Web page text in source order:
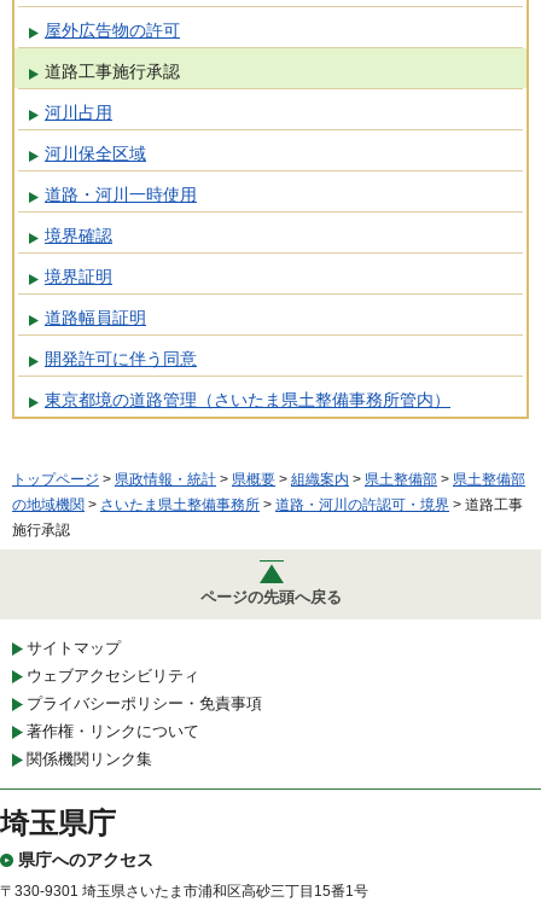
屋外広告物の許可
道路工事施行承認
河川占用
河川保全区域
道路・河川一時使用
境界確認
境界証明
道路幅員証明
開発許可に伴う同意
東京都境の道路管理（さいたま県土整備事務所管内）
トップページ > 県政情報・統計 > 県概要 > 組織案内 > 県土整備部 > 県土整備部
の地域機関 > さいたま県土整備事務所 > 道路・河川の許認可・境界 > 道路工事
施行承認
ページの先頭へ戻る
サイトマップ
ウェブアクセシビリティ
プライバシーポリシー・免責事項
著作権・リンクについて
関係機関リンク集
埼玉県庁
県庁へのアクセス
〒330-9301 埼玉県さいたま市浦和区高砂三丁目15番1号